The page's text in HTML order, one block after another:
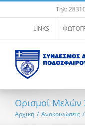
στο
περιεχόμενο
Τηλ:
LINKS
Ορισμοί Μελών
Αρχική / Ανακοινώσεις /